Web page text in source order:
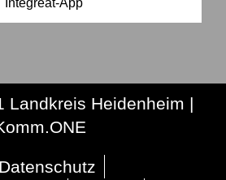
Integreat-App
Landkreis Heidenheim |
Datenschutz